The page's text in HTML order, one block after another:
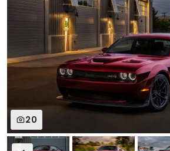
20